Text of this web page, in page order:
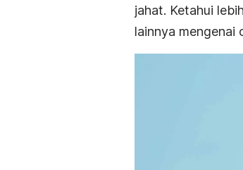
jahat. Ketahui
lainnya mengenai